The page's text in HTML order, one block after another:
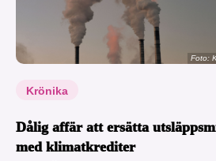
Foto:
Krönika
Dålig affär att ersätta
med klimatkrediter